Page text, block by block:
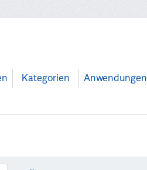
Kategorien Anwendungen